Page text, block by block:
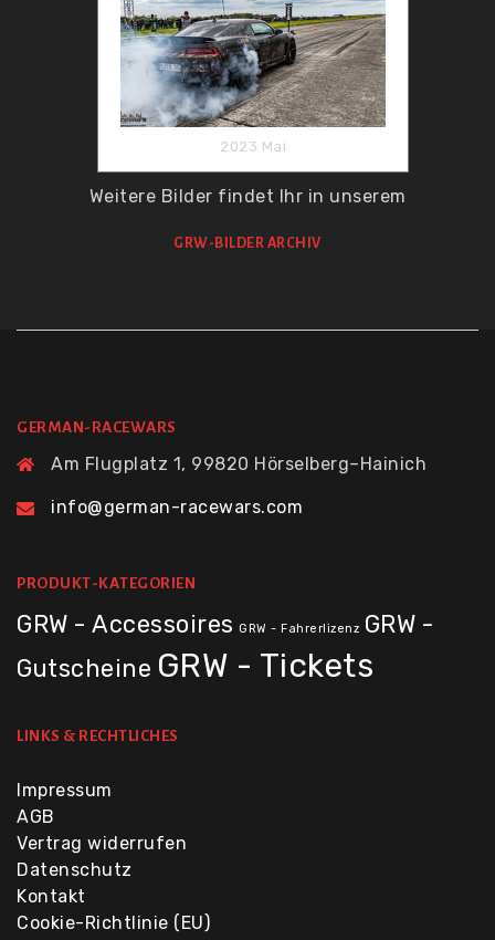
2023 Mai
Weitere Bilder findet Ihr in unserem
GRW-BILDER ARCHIV
GERMAN-RACEWARS
Am Flugplatz 1, 99820 Hörselberg–Hainich
info@german-racewars.com
PRODUKT-KATEGORIEN
GRW - Accessoires GRW - Fahrerlizenz GRW -
Gutscheine GRW - Tickets
LINKS & RECHTLICHES
Impressum
AGB
Vertrag widerrufen
Datenschutz
Kontakt
Cookie-Richtlinie (EU)